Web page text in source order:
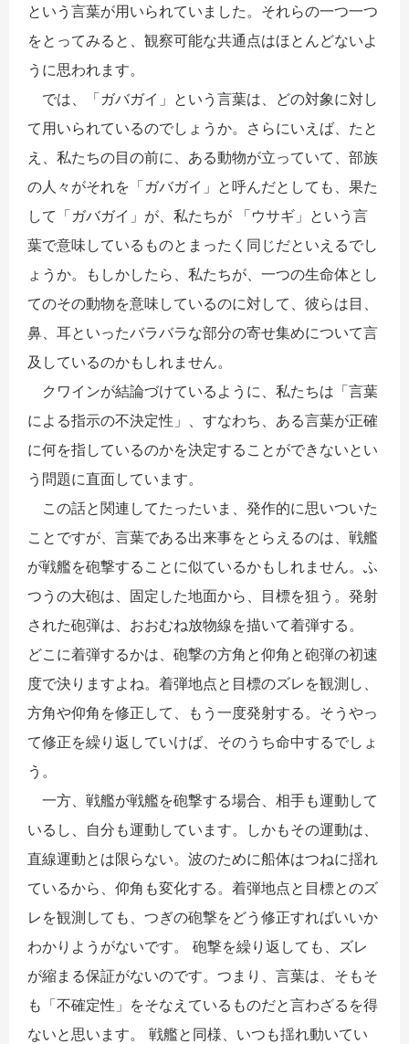
という言葉が用いられていました。それらの一つ一つ
をとってみると、観察可能な共通点はほとんどないよ
うに思われます。
では、「ガバガイ」という言葉は、どの対象に対し
て用いられているのでしょうか。さらにいえば、たと
え、私たちの目の前に、ある動物が立っていて、部族
の人々がそれを「ガバガイ」と呼んだとしても、果た
して「ガバガイ」が、私たちが 「ウサギ」という言
葉で意味しているものとまったく同じだといえるでし
ょうか。もしかしたら、私たちが、一つの生命体とし
てのその動物を意味しているのに対して、彼らは目、
鼻、耳といったバラバラな部分の寄せ集めについて言
及しているのかもしれません。
クワインが結論づけているように、私たちは「言葉
による指示の不決定性」、すなわち、ある言葉が正確
に何を指しているのかを決定することができないとい
う問題に直面しています。
この話と関連してたったいま、発作的に思いついた
ことですが、言葉である出来事をとらえるのは、戦艦
が戦艦を砲撃することに似ているかもしれません。ふ
つうの大砲は、固定した地面から、目標を狙う。発射
された砲弾は、おおむね放物線を描いて着弾する。
どこに着弾するかは、砲撃の方角と仰角と砲弾の初速
度で決りますよね。着弾地点と目標のズレを観測し、
方角や仰角を修正して、もう一度発射する。そうやっ
て修正を繰り返していけば、そのうち命中するでしょ
う。
一方、戦艦が戦艦を砲撃する場合、相手も運動して
いるし、自分も運動しています。しかもその運動は、
直線運動とは限らない。波のために船体はつねに揺れ
ているから、仰角も変化する。着弾地点と目標とのズ
レを観測しても、つぎの砲撃をどう修正すればいいか
わかりようがないです。 砲撃を繰り返しても、ズレ
が縮まる保証がないのです。つまり、言葉は、そもそ
も「不確定性」をそなえているものだと言わざるを得
ないと思います。 戦艦と同様、いつも揺れ動いてい